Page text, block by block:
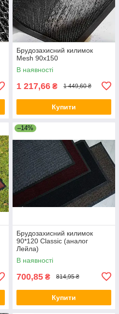
Брудозахисний килимок
Mesh 90х150
В наявності
1 217,66 ₴ 1 449,60 ₴
Купити
–14%
Брудозахисний килимок
90*120 Classic (аналог
Лейла)
В наявності
700,85 ₴ 814,95 ₴
Купити